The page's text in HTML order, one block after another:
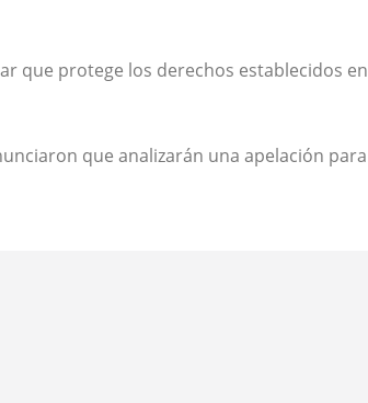
que protege los derechos establecidos en
que analizarán una apelación para